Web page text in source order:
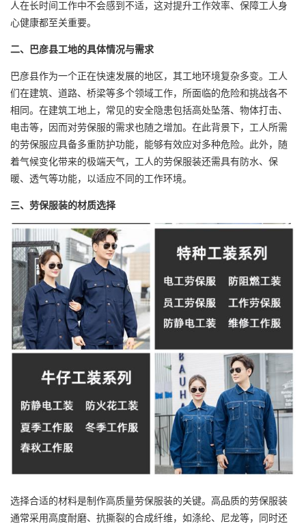
人在长时间工作中不会感到不适，这对提升工作效率、保障工人身
心健康都至关重要。
二、巴彦县工地的具体情况与需求
巴彦县作为一个正在快速发展的地区，其工地环境复杂多变。工人
们在建筑、道路、桥梁等多个领域工作，所面临的危险和挑战各不
相同。在建筑工地上，常见的安全隐患包括高处坠落、物体打击、
电击等，因而对劳保服的需求也随之增加。在此背景下，工人所需
的劳保服应具备多重防护功能，能够有效应对多种危险。此外，随
着气候变化带来的极端天气，工人的劳保服装还需具有防水、保
暖、透气等功能，以适应不同的工作环境。
三、劳保服装的材质选择
选择合适的材料是制作高质量劳保服装的关键。高品质的劳保服装
通常采用高度耐磨、抗撕裂的合成纤维，如涤纶、尼龙等，同时还